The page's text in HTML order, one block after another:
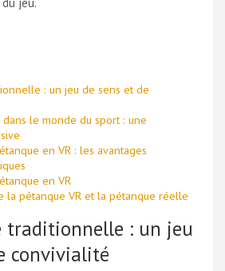
: un jeu de sens et de
le monde du sport : une
en VR : les avantages
en VR
la pétanque VR et la pétanque réelle
traditionnelle : un jeu
convivialité